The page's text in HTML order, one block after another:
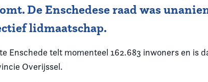
De Enschedese raad was
lidmaatschap.
Enschede telt momenteel 162.683 inwoners en is
Overijssel.